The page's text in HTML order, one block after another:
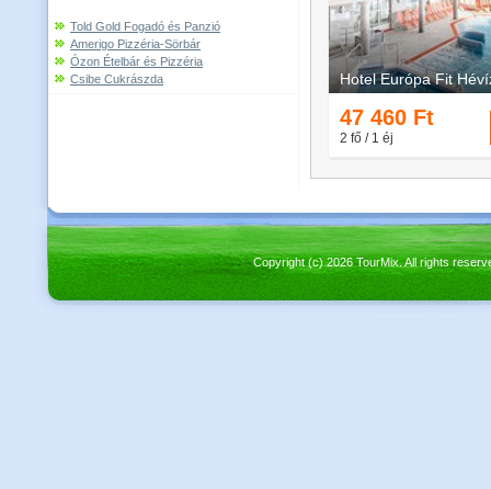
Told Gold Fogadó és Panzió
Amerigo Pizzéria-Sörbár
Ózon Ételbár és Pizzéria
Csibe Cukrászda
Copyright (c) 2026 TourMix. All rights